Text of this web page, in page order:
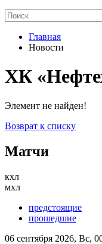
Главная
Новости
ХК
Элемент не найден!
Возврат к списку
Матчи
кхл
мхл
предстоящие
прошедшие
06 сентября 2026, Вс,